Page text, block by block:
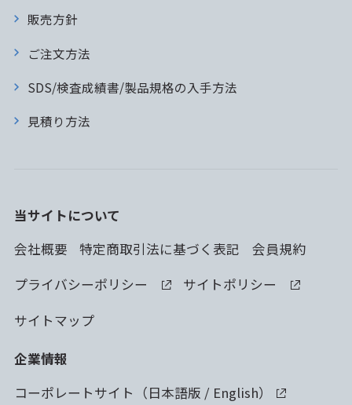
販売方針
ご注文方法
SDS/検査成績書/製品規格の入手方法
見積り方法
当サイトについて
会社概要
特定商取引法に基づく表記
会員規約
プライバシーポリシー
サイトポリシー
サイトマップ
企業情報
コーポレートサイト（日本語版 / English）